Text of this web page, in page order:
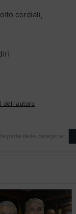
cordiali,
dell'autore
parte delle categorie: